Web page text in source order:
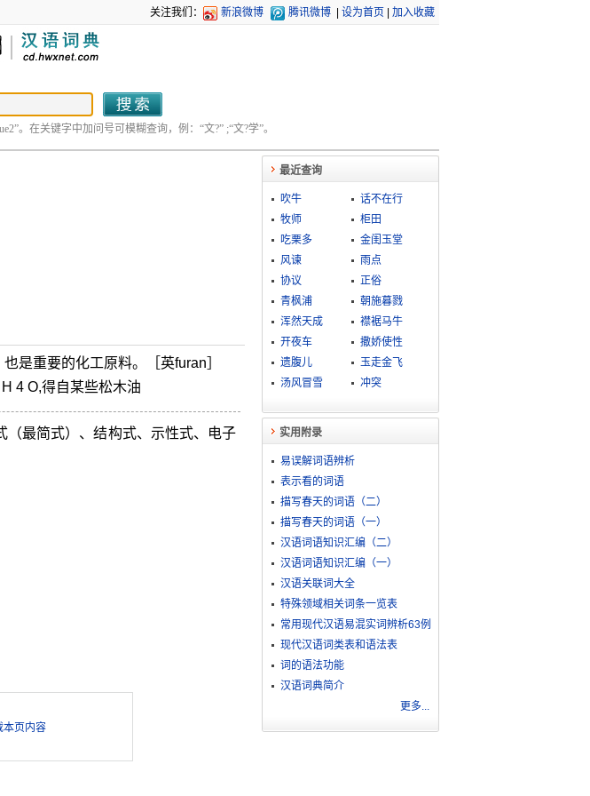
关注我们： 新浪微博 腾讯微博 设为首页 加入收藏
。在关键字中加问号可模糊查询，例：“文?” ;“文?学”。
是重要的化工原料。［英furan］
4 O,得自某些松木油
（最简式）、结构式、示性式、电子
本页内容
最近查询
吹牛
话不在行
牧师
柜田
吃栗多
金闺玉堂
风谏
雨点
协议
正俗
青枫浦
朝施暮戮
浑然天成
襟裾马牛
开夜车
撒娇使性
遗腹儿
玉走金飞
汤风冒雪
冲突
实用附录
易误解词语辨析
表示看的词语
描写春天的词语（二）
描写春天的词语（一）
汉语词语知识汇编（二）
汉语词语知识汇编（一）
汉语关联词大全
特殊领域相关词条一览表
常用现代汉语易混实词辨析63例
现代汉语词类表和语法表
词的语法功能
汉语词典简介
更多...